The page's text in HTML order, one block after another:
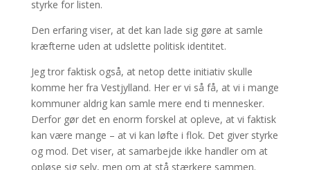
styrke for listen.
Den erfaring viser, at det kan lade sig gøre at samle
kræfterne uden at udslette politisk identitet.
Jeg tror faktisk også, at netop dette initiativ skulle
komme her fra Vestjylland. Her er vi så få, at vi i mange
kommuner aldrig kan samle mere end ti mennesker.
Derfor gør det en enorm forskel at opleve, at vi faktisk
kan være mange – at vi kan løfte i flok. Det giver styrke
og mod. Det viser, at samarbejde ikke handler om at
opløse sig selv, men om at stå stærkere sammen.